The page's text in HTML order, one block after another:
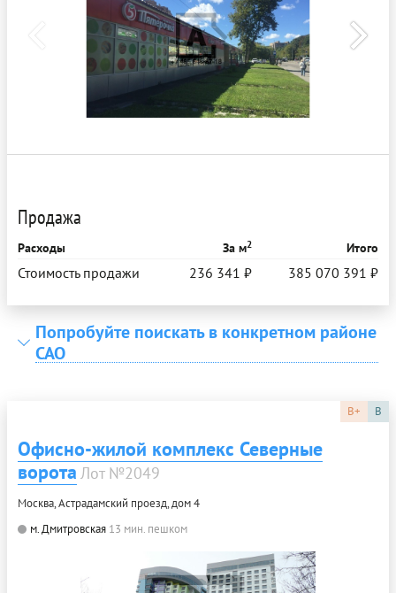
Продажа
Расходы За м2 Итого
Стоимость продажи 236 341 ₽ 385 070 391 ₽
Попробуйте поискать в конкретном районе
САО
B+ B
Офисно-жилой комплекс Северные
ворота Лот №2049
Москва, Астрадамский проезд, дом 4
м. Дмитровская 13 мин. пешком